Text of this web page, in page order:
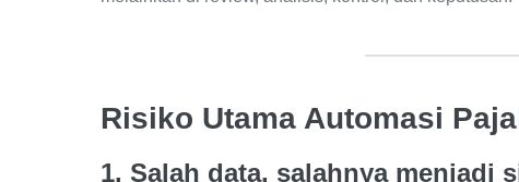
Risiko Utama Automasi
1. Salah data, salahnya menjadi